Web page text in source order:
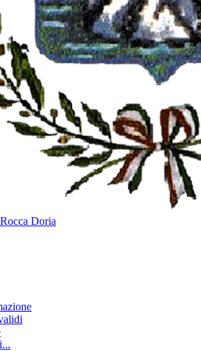
Doria